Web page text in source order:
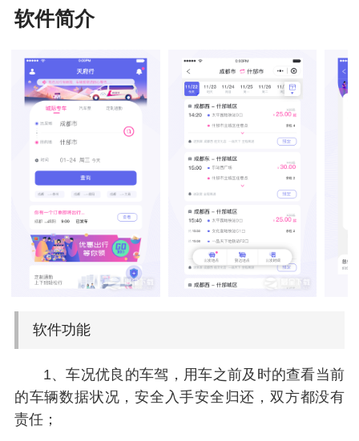
软件简介
软件功能
1、车况优良的车驾，用车之前及时的查看当前
的车辆数据状况，安全入手安全归还，双方都没有
责任；